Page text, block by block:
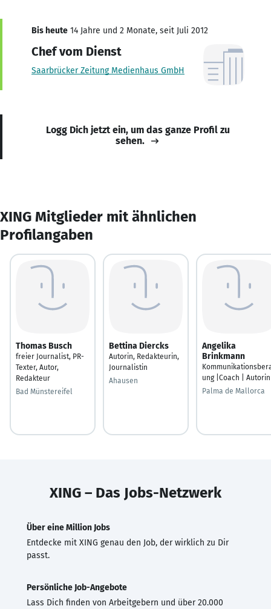
Bis heute 14 Jahre und 2 Monate, seit Juli 2012
Chef vom Dienst
Saarbrücker Zeitung Medienhaus GmbH
Logg Dich jetzt ein, um das ganze Profil zu
sehen.
XING Mitglieder mit ähnlichen
Profilangaben
Thomas Busch
freier Journalist, PR-
Texter, Autor,
Redakteur
Bad Münstereifel
Bettina Diercks
Autorin, Redakteurin,
Journalistin
Ahausen
Angelika
Brinkmann
ung |Coach | Autorin
Palma de Mallorca
XING – Das Jobs-Netzwerk
Über eine Million Jobs
Entdecke mit XING genau den Job, der wirklich zu Dir
passt.
Persönliche Job-Angebote
Lass Dich finden von Arbeitgebern und über 20.000